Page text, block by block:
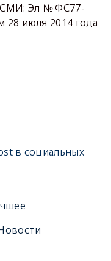
СМИ: Эл № ФС77-
28 июля 2014 года
в социальных